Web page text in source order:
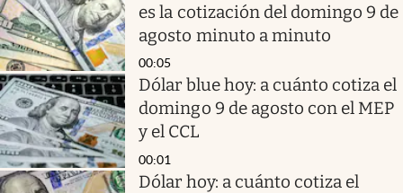
es la cotización del domingo 9 de
agosto minuto a minuto
00:05
Dólar blue hoy: a cuánto cotiza el
domingo 9 de agosto con el MEP
y el CCL
00:01
Dólar hoy: a cuánto cotiza el